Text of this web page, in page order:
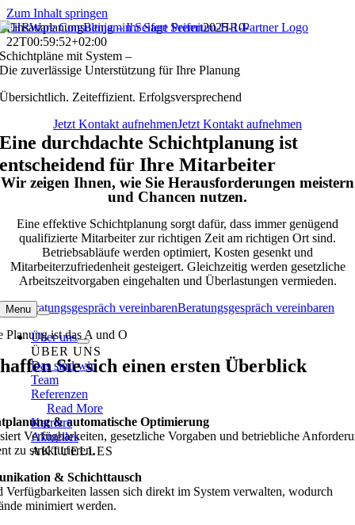
Zum Inhalt springen
Menu
Über uns
ÜBER UNS
Das sind wir
Team
Referenzen
Read More
Karriere
Aktuelles
AKTUELLES
EinsatzplanungBenjamin Seifert Seifert2025-10-
22T00:59:52+02:00
Schichtpläne mit System –
Die zuverlässige Unterstützung für Ihre Planung
Übersichtlich. Zeiteffizient. Erfolgsversprechend
Jetzt Kontakt aufnehmenJetzt Kontakt aufnehmen
Eine durchdachte Schichtplanung ist
entscheidend für Ihre Mitarbeiter
Wir zeigen Ihnen, wie Sie Herausforderungen meistern
und Chancen nutzen.
Eine effektive Schichtplanung sorgt dafür, dass immer genügend
qualifizierte Mitarbeiter zur richtigen Zeit am richtigen Ort sind.
Betriebsabläufe werden optimiert, Kosten gesenkt und
Mitarbeiterzufriedenheit gesteigert. Gleichzeitig werden gesetzliche
Arbeitszeitvorgaben eingehalten und Überlastungen vermieden.
Beratungsgespräch vereinbarenBeratungsgespräch vereinbaren
Planung ist das A und O
Sie sich einen ersten Überblick
& automatische Optimierung
Verfügbarkeiten, gesetzliche Vorgaben und betriebliche
zu strukturieren.
& Schichttausch
Verfügbarkeiten lassen sich direkt im System verwalten, wodurch
minimiert werden.